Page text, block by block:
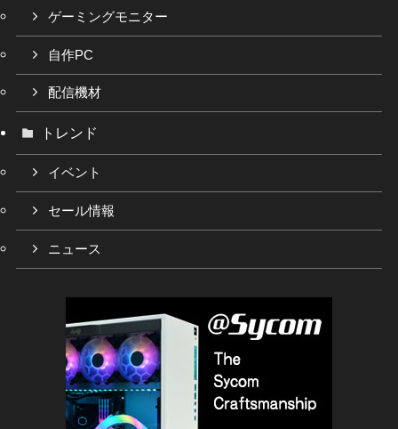
ゲーミングモニター
自作PC
配信機材
トレンド
イベント
セール情報
ニュース